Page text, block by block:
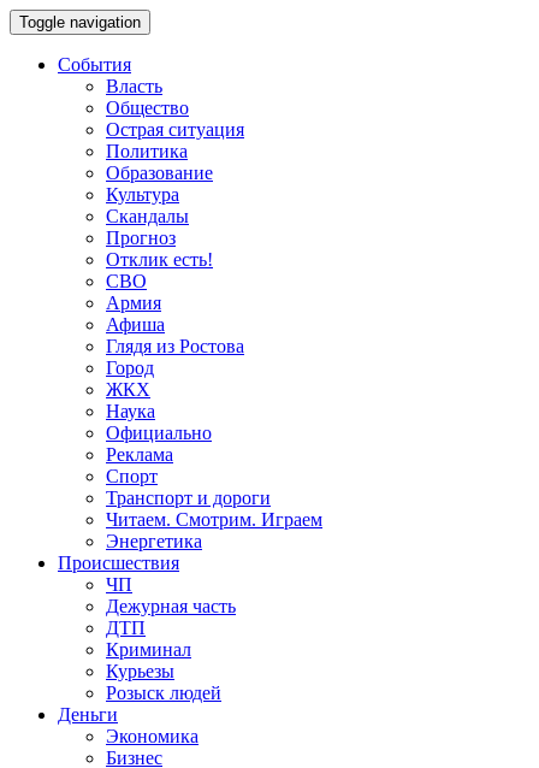
Toggle navigation
События
Власть
Общество
Острая ситуация
Политика
Образование
Культура
Скандалы
Прогноз
Отклик есть!
СВО
Армия
Афиша
Глядя из Ростова
Город
ЖКХ
Наука
Официально
Реклама
Спорт
Транспорт и дороги
Читаем. Смотрим. Играем
Энергетика
Происшествия
ЧП
Дежурная часть
ДТП
Криминал
Курьезы
Розыск людей
Деньги
Экономика
Бизнес